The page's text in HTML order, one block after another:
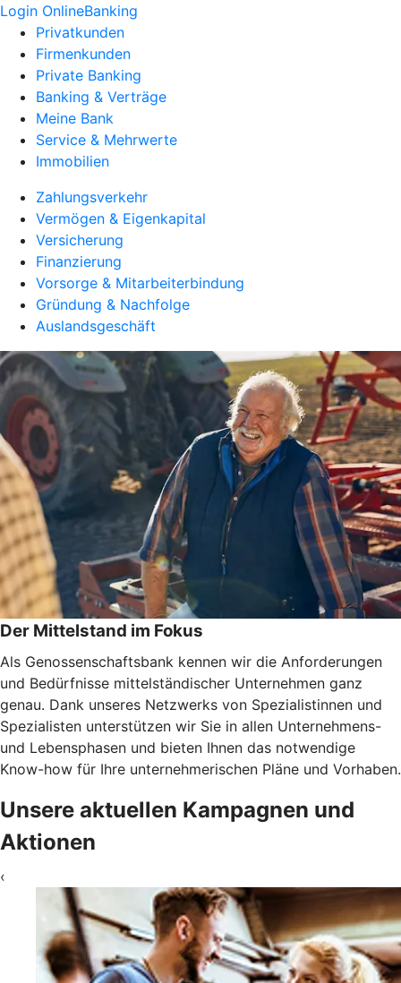
Login OnlineBanking
Privatkunden
Firmenkunden
Private Banking
Banking & Verträge
Meine Bank
Service & Mehrwerte
Immobilien
Zahlungsverkehr
Vermögen & Eigenkapital
Versicherung
Finanzierung
Vorsorge & Mitarbeiterbindung
Gründung & Nachfolge
Auslandsgeschäft
Der Mittelstand im Fokus
Als Genossenschaftsbank kennen wir die Anforderungen
und Bedürfnisse mittelständischer Unternehmen ganz
genau. Dank unseres Netzwerks von Spezialistinnen und
Spezialisten unterstützen wir Sie in allen Unternehmens-
und Lebensphasen und bieten Ihnen das notwendige
Know-how für Ihre unternehmerischen Pläne und Vorhaben.
Unsere aktuellen Kampagnen und
Aktionen
‹